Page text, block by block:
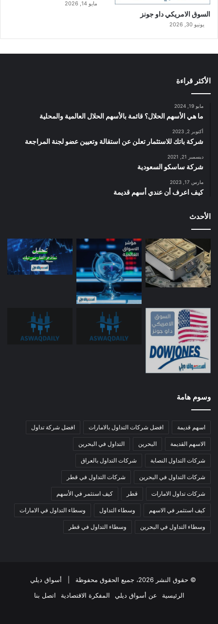
السوق الامريكي داو جونز
يونيو 30, 2026
مايو 14, 2026
الأكثر قراءة
مايو 19, 2024
ما هي الأسهم الحلال؟ قائمة بالأسهم الحلال العالمية والمحلية
أكتوبر 2, 2023
شركة باتك للاستثمار تعلن عن استقالة وتعيين عضو لجنة المراجعة
ديسمبر 21, 2021
شركة ساسكو السعودية
مارس 17, 2023
كيف اعرف أن عندي أسهم قديمة
الأحدث
وسوم هامة
اسهم قديمة افضل شركات التداول بالامارات افضل شركة تداول
الاسهم القديمة البحرين التداول في البحرين
شركات التداول النصابة شركات التداول بالعراق
شركات التداول في البحرين شركات التداول في قطر
شركات تداول الامارات قطر كيف استثمر في الأسهم
كيف استثمر في الاسهم وسطاء التداول وسطاء التداول في الامارات
وسطاء التداول في البحرين وسطاء التداول في قطر
© حقوق النشر 2026، جميع الحقوق محفوظة |
أسواق ديلي
الرئيسية
عن أسواق ديلي المفكرة الاقتصادية اتصل بنا